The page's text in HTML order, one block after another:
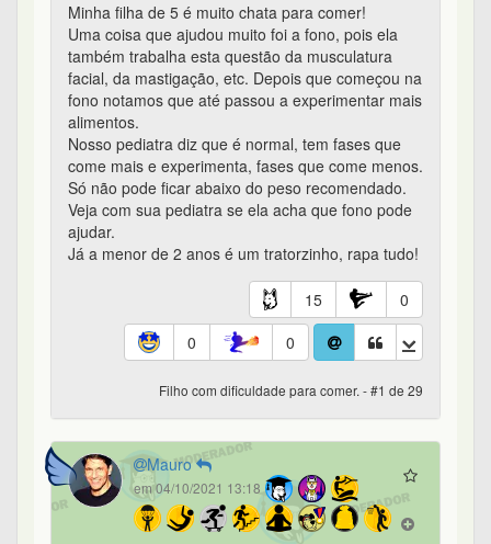
Minha filha de 5 é muito chata para comer!
Uma coisa que ajudou muito foi a fono, pois ela
também trabalha esta questão da musculatura
facial, da mastigação, etc. Depois que começou na
fono notamos que até passou a experimentar mais
alimentos.
Nosso pediatra diz que é normal, tem fases que
come mais e experimenta, fases que come menos.
Só não pode ficar abaixo do peso recomendado.
Veja com sua pediatra se ela acha que fono pode
ajudar.
Já a menor de 2 anos é um tratorzinho, rapa tudo!
15
0
0
0
Filho com dificuldade para comer. - #1 de 29
Mauro
em 04/10/2021 13:18